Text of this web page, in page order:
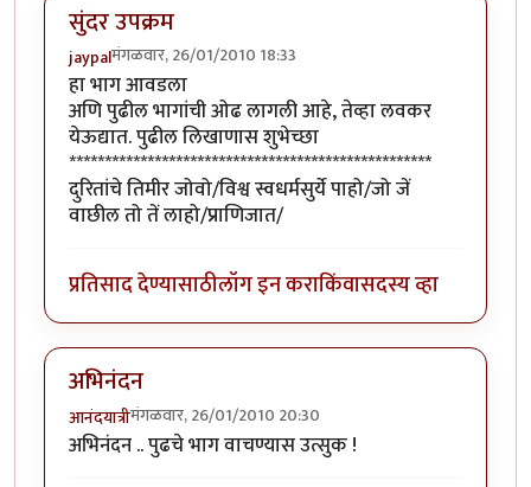
सुंदर उपक्रम
jaypalमंगळवार, 26/01/2010 18:33
हा भाग आवडला
अणि पुढील भागांची ओढ लागली आहे, तेव्हा लवकर
येऊद्यात. पुढील लिखाणास शुभेच्छा
***************************************************
दुरितांचे तिमीर जोवो/विश्व स्वधर्मसुर्ये पाहो/जो जें
वाछील तो तें लाहो/प्राणिजात/
प्रतिसाद देण्यासाठीलॉग इन कराकिंवासदस्य व्हा
अभिनंदन
आनंदयात्रीमंगळवार, 26/01/2010 20:30
अभिनंदन .. पुढचे भाग वाचण्यास उत्सुक !